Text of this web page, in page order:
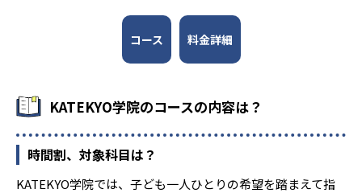
コース 料金詳細
KATEKYO学院のコースの内容は？
時間割、対象科目は？
KATEKYO学院では、子ども一人ひとりの希望を踏まえて指